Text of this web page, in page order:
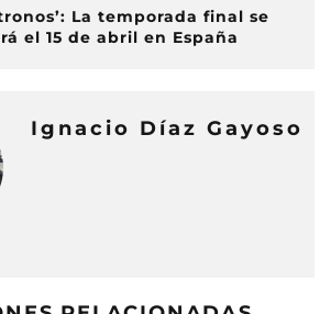
La temporada final se
el 15 de abril en España
Ignacio Díaz Gayoso